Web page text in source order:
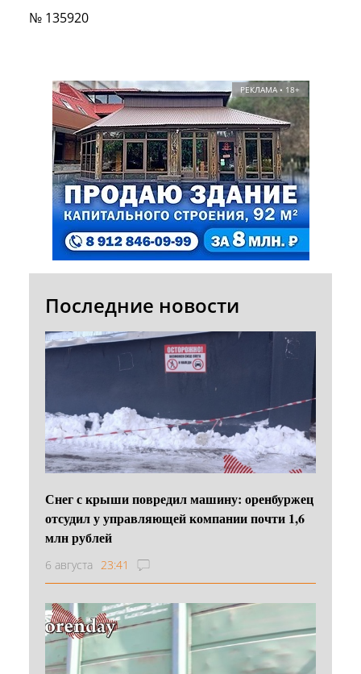
№ 135920
РЕКЛАМА • 18+
Последние новости
Снег с крыши повредил машину: оренбуржец
отсудил у управляющей компании почти 1,6
млн рублей
6 августа 23:41